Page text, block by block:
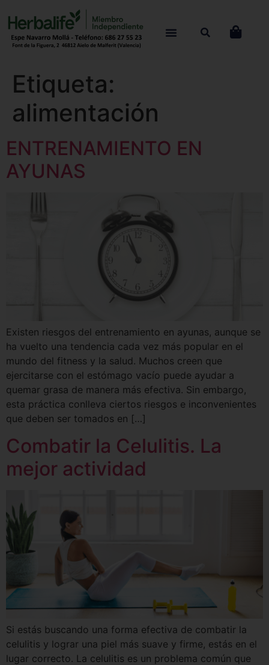
Etiqueta:
alimentación
ENTRENAMIENTO EN
AYUNAS
Existen riesgos del entrenamiento en ayunas, aunque se
ha vuelto una tendencia cada vez más popular en el
mundo del fitness y la salud. Muchos creen que
ejercitarse con el estómago vacío puede ayudar a
quemar grasa de manera más efectiva. Sin embargo,
esta práctica conlleva ciertos riesgos e inconvenientes
que deben ser tomados en […]
Combatir la Celulitis. La
mejor actividad
Si estás buscando una forma efectiva de combatir la
celulitis y lograr una piel más suave y firme, estás en el
lugar correcto. La celulitis es un problema común que